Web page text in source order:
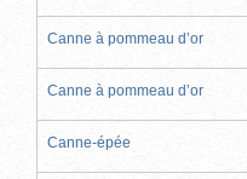
Canne à pommeau d’or
Canne à pommeau d’or
Canne-épée